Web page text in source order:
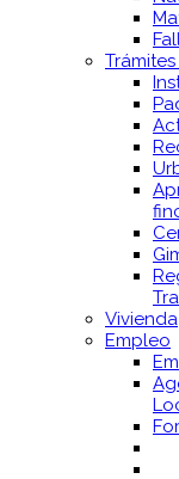
Vivienda
Empleo